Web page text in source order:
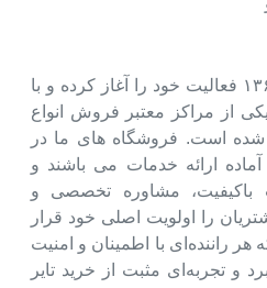
فروشگاه تایر ما از سال ۱۳۶۵ فعالیت خود را آغاز کرده و با
از مراکز معتبر فروش انواع
شده است. فروشگاه های ما در
ارائه خدمات می باشند و
باکیفیت، مشاوره تخصصی و
را اولویت اصلی خود قرار
راننده‌ای با اطمینان و امنیت
و تجربه‌ای مثبت از خرید تایر